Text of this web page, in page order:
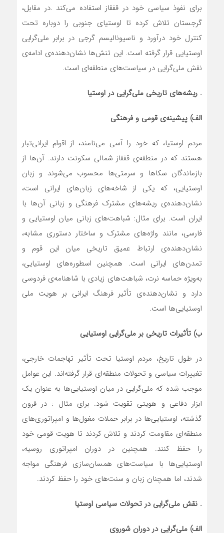
برای نفوذ سیاسی خود در قفقاز استفاده می‌کند .در مقابل،
گرجستان تلاش کرده تا اوستیای جنوبی را دوباره تحت
کنترل خود درآورد و ناسیونالیسم گرجی در برابر ملی‌گرایی
اوستیایی قرار گرفته است. این تنش‌ها نشان‌دهنده‌ی ادامه‌ی
نقش ملی‌گرایی در سیاست‌های منطقه‌ای است.
. ریشه‌های تاریخی ملی‌گرایی در اوستیا
الف) پیشینه‌ی قومی و فرهنگی
مردم اوستیا، که خود را آسی می‌نامند، از اقوام ایرانی‌تبار
هستند که در منطقه‌ی قفقاز شمالی سکونت دارند. آن‌ها از
بازماندگان سکاها و سرمتی‌ها محسوب می‌شوند و زبان
اوستیایی، که یکی از شاخه‌های زبان‌های ایرانی است،
نشان‌دهنده‌ی ریشه‌های مشترک فرهنگی و زبانی آن‌ها با
ایران است. برای مثال: شباهت‌های زبانی میان اوستیایی و
فارسی، مانند واژه‌های مشترک و ساختار دستوری مشابه،
نشان‌دهنده‌ی ارتباط عمیق تاریخی میان این قوم و
تمدن‌های ایرانی است. همچنین اسطوره‌های اوستیایی،
به‌ویژه حماسه نرت، شباهت‌های زیادی با شاهنامه‌ی فردوسی
دارد و نشان‌دهنده‌ی تأثیر فرهنگ ایرانی بر هویت ملی
اوستیایی‌ها است.
ب) تأثیرات تاریخی بر ملی‌گرایی اوستیایی
در طول تاریخ، مردم اوستیا تحت تأثیر تهاجمات خارجی،
تغییرات سیاسی و تحولات منطقه‌ای قرار گرفته‌اند. این عوامل
موجب شده که ملی‌گرایی در میان اوستیایی‌ها به عنوان یک
ابزار دفاعی و هویتی تقویت شود. برای مثال : در قرون
گذشته، اوستیایی‌ها در برابر حملات مغول‌ها و امپراتوری‌های
منطقه‌ای مقاومت کردند و تلاش کردند تا هویت قومی خود
را حفظ کنند. همچنین در دوران امپراتوری روسیه،
اوستیایی‌ها با سیاست‌های همسان‌سازی فرهنگی مواجه
شدند، اما همچنان زبان و سنت‌های خود را حفظ کردند.
. نقش ملی‌گرایی در تحولات سیاسی اوستیا
الف) ملی‌گرایی در دوران شوروی